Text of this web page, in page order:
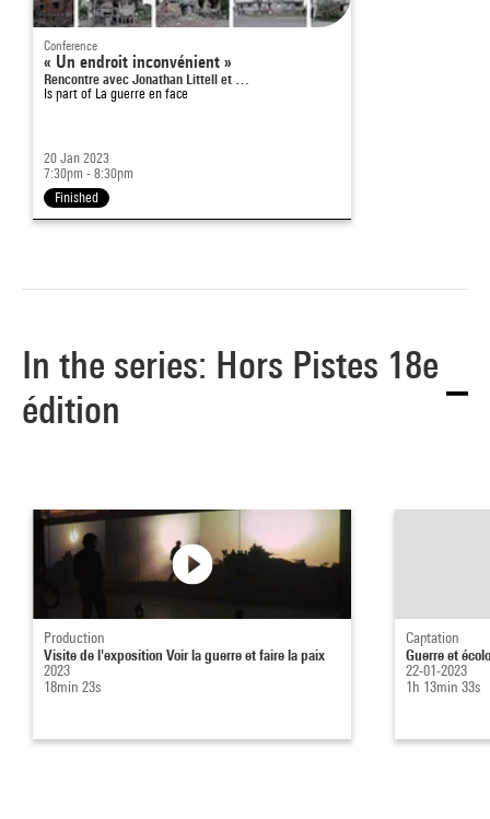
Conference
« Un endroit inconvénient »
Rencontre avec Jonathan Littell et …
Is part of La guerre en face
20 Jan 2023
7:30pm - 8:30pm
Finished
In the series: Hors Pistes 18e
édition
Production
Visite de l'exposition Voir la guerre et faire la paix
2023
18min 23s
Captation
Guerre et
22-01-2023
1h 13min 33s